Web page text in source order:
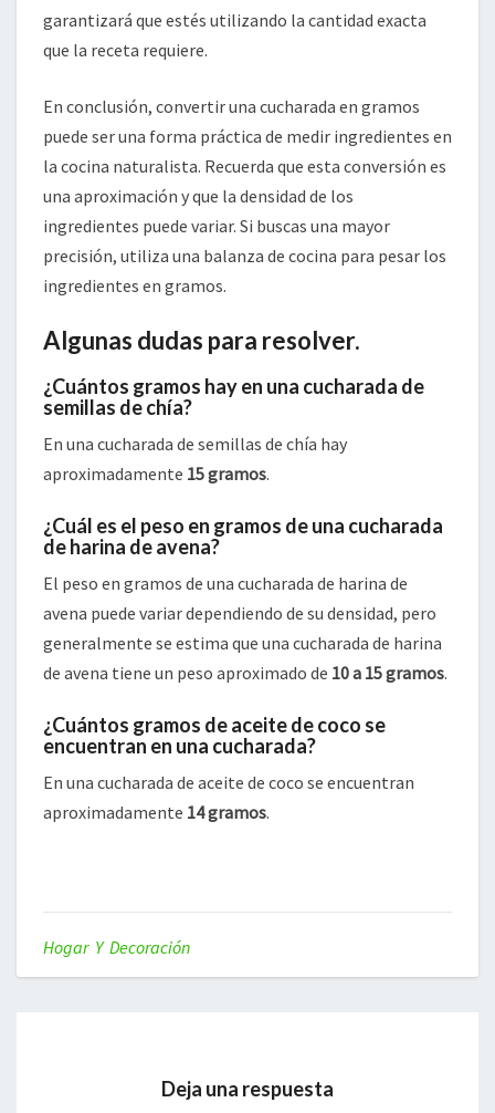
garantizará que estés utilizando la cantidad exacta
que la receta requiere.
En conclusión, convertir una cucharada en gramos
puede ser una forma práctica de medir ingredientes en
la cocina naturalista. Recuerda que esta conversión es
una aproximación y que la densidad de los
ingredientes puede variar. Si buscas una mayor
precisión, utiliza una balanza de cocina para pesar los
ingredientes en gramos.
Algunas dudas para resolver.
¿Cuántos gramos hay en una cucharada de
semillas de chía?
En una cucharada de semillas de chía hay
aproximadamente 15 gramos.
¿Cuál es el peso en gramos de una cucharada
de harina de avena?
El peso en gramos de una cucharada de harina de
avena puede variar dependiendo de su densidad, pero
generalmente se estima que una cucharada de harina
de avena tiene un peso aproximado de 10 a 15 gramos.
¿Cuántos gramos de aceite de coco se
encuentran en una cucharada?
En una cucharada de aceite de coco se encuentran
aproximadamente 14 gramos.
Hogar Y Decoración
Deja una respuesta